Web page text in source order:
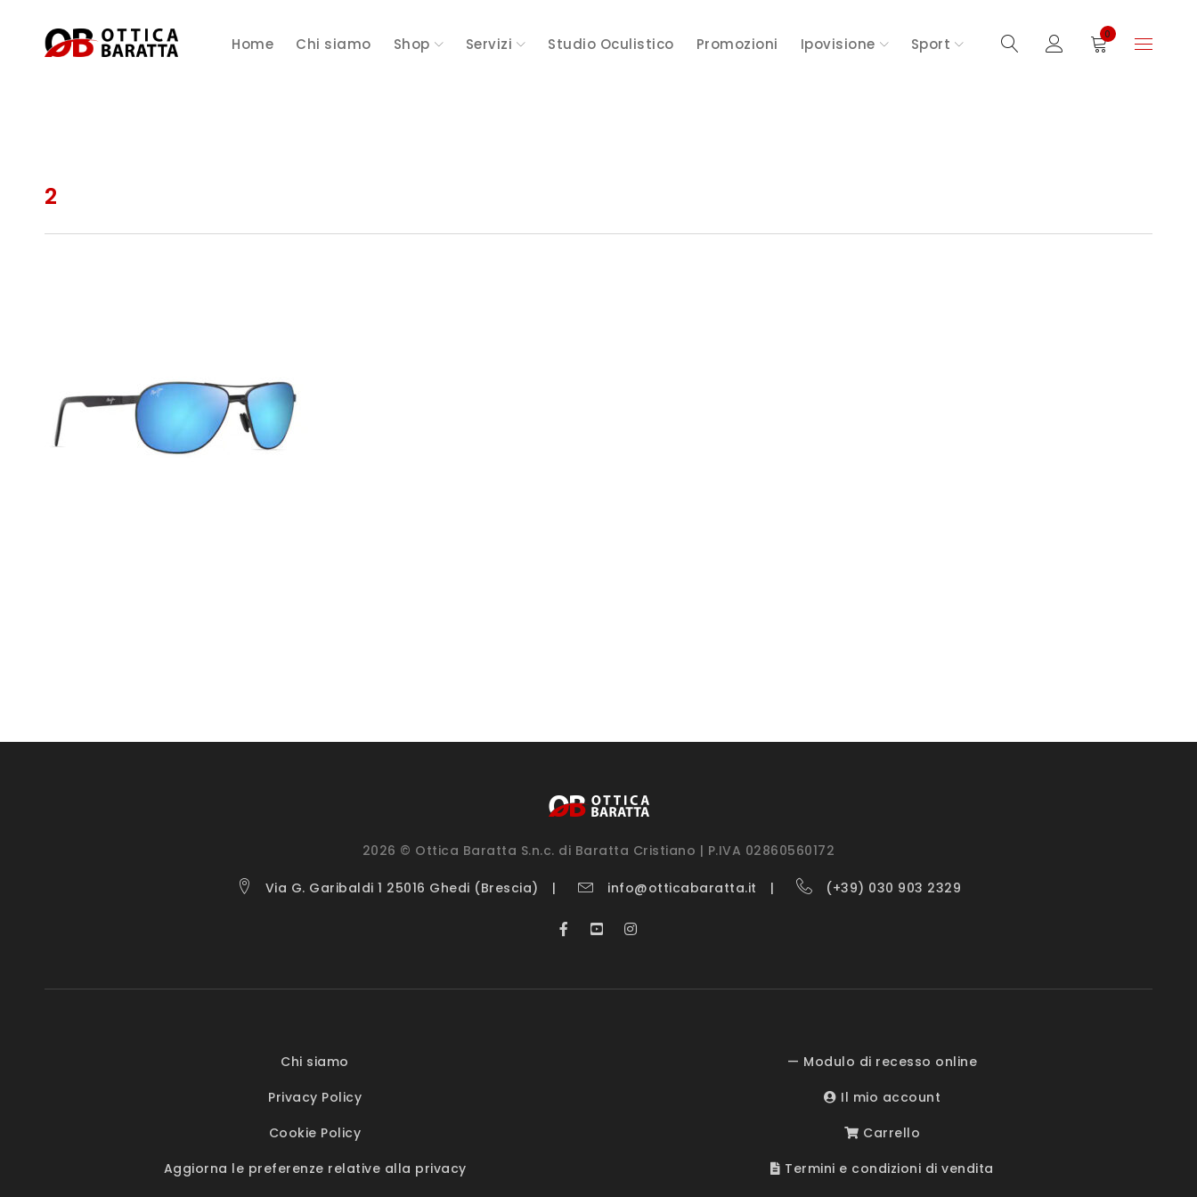
Home Chi siamo Shop Servizi Studio Oculistico Promozioni Ipovisione Sport
0
2
2026 © Ottica Baratta S.n.c. di Baratta Cristiano | P.IVA 02860560172
Via G. Garibaldi 1 25016 Ghedi (Brescia) info@otticabaratta.it (+39) 030 903 2329
Chi siamo
Privacy Policy
Cookie Policy
Aggiorna le preferenze relative alla privacy
— Modulo di recesso online
Il mio account
Carrello
Termini e condizioni di vendita